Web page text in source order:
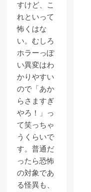
すけど、こ
れといって
怖くはな
い。むしろ
ホラーっぽ
い異変はわ
かりやすい
ので「あか
らさますぎ
やろ！」っ
て笑っちゃ
うくらいで
す。普通だ
ったら恐怖
の対象であ
る怪異も、